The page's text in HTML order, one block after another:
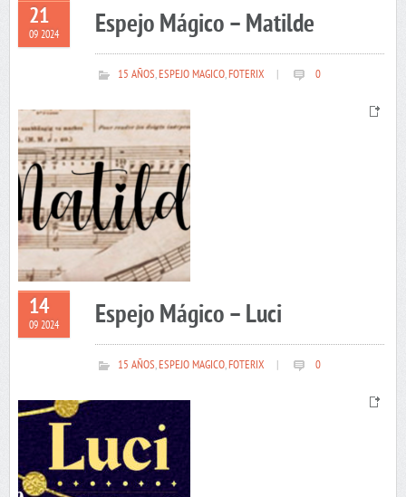
21
09 2024 Espejo Mágico – Matilde
15 AÑOS,ESPEJO MAGICO,FOTERIX 0
14
09 2024 Espejo Mágico – Luci
15 AÑOS,ESPEJO MAGICO,FOTERIX 0